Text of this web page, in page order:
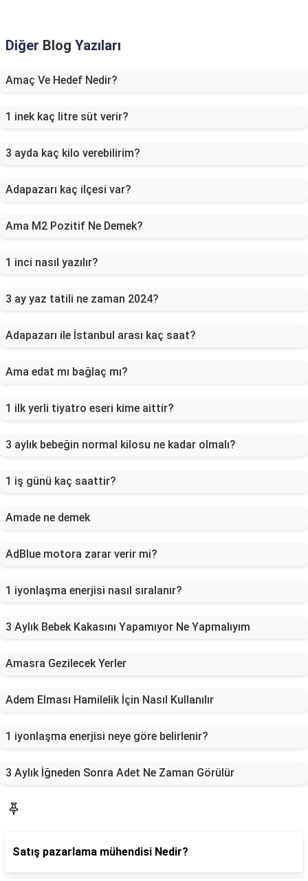
Diğer Blog Yazıları
Amaç Ve Hedef Nedir?
1 inek kaç litre süt verir?
3 ayda kaç kilo verebilirim?
Adapazarı kaç ilçesi var?
Ama M2 Pozitif Ne Demek?
1 inci nasıl yazılır?
3 ay yaz tatili ne zaman 2024?
Adapazarı ile İstanbul arası kaç saat?
Ama edat mı bağlaç mı?
1 ilk yerli tiyatro eseri kime aittir?
3 aylık bebeğin normal kilosu ne kadar olmalı?
1 iş günü kaç saattir?
Amade ne demek
AdBlue motora zarar verir mi?
1 iyonlaşma enerjisi nasıl sıralanır?
3 Aylık Bebek Kakasını Yapamıyor Ne Yapmalıyım
Amasra Gezilecek Yerler
Adem Elması Hamilelik İçin Nasıl Kullanılır
1 iyonlaşma enerjisi neye göre belirlenir?
3 Aylık İğneden Sonra Adet Ne Zaman Görülür
Satış pazarlama mühendisi Nedir?